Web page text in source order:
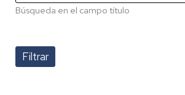
Búsqueda en el campo título